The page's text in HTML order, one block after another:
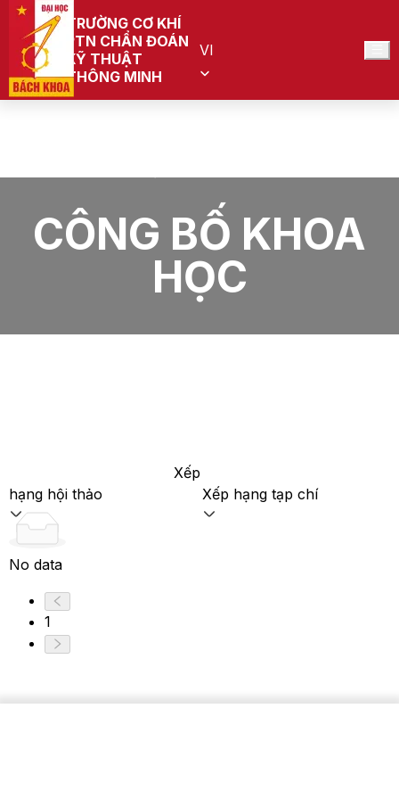
TRƯỜNG CƠ KHÍ
PTN CHẨN ĐOÁN
KỸ THUẬT
THÔNG MINH
VI
CÔNG BỐ KHOA
HỌC
Xếp
hạng hội thảo
Xếp hạng tạp chí
No data
1